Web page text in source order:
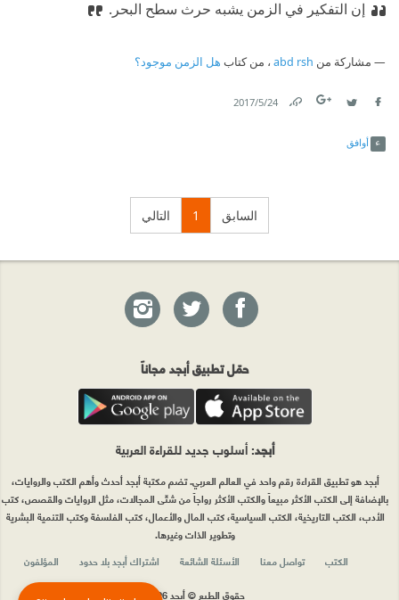
إن التفكير في الزمن يشبه حرث سطح البحر.
مشاركة من abd rsh ، من كتاب هل الزمن موجود؟
24‏/5‏/2017
أوافق
السابق 1 التالي
حمّل تطبيق أبجد مجاناً
أبجد: أسلوب جديد للقراءة العربية
أبجد هو تطبيق القراءة رقم واحد في العالم العربي. تضم مكتبة أبجد أحدث وأهم الكتب والروايات،
بالإضافة إلى الكتب الأكثر مبيعاً والكتب الأكثر رواجاً من شتّى المجالات، مثل الروايات والقصص، كتب
الأدب، الكتب التاريخية، الكتب السياسية، كتب المال والأعمال، كتب الفلسفة وكتب التنمية البشرية
وتطوير الذات وغيرها.
الكتب
تواصل معنا الأسئلة الشائعة اشتراك أبجد بلا حدود
المؤلفون
حقوق الطبع © أبجد 2026